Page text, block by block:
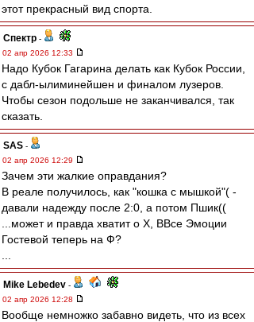
этот прекрасный вид спорта.
Спектр -
02 апр 2026 12:33
Надо Кубок Гагарина делать как Кубок России,
с дабл-ылиминейшен и финалом лузеров.
Чтобы сезон подольше не заканчивался, так
сказать.
SAS -
02 апр 2026 12:29
Зачем эти жалкие оправдания?
В реале получилось, как "кошка с мышкой"( -
давали надежду после 2:0, а потом Пшик((
...может и правда хватит о Х, ВВсе Эмоции
Гостевой теперь на Ф?
Mike Lebedev -
02 апр 2026 12:28
Вообще немножко забавно видеть, что из всех